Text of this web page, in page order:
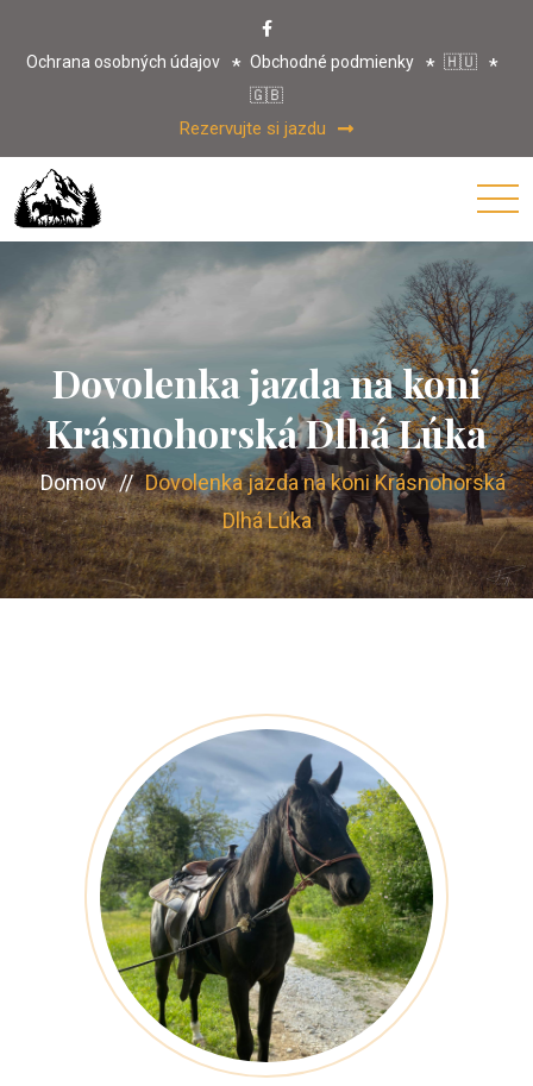
Ochrana osobných údajov Obchodné podmienky
🇭🇺
🇬🇧
Rezervujte si jazdu
Dovolenka jazda na koni
Krásnohorská Dlhá Lúka
Domov // Dovolenka jazda na koni Krásnohorská
Dlhá Lúka